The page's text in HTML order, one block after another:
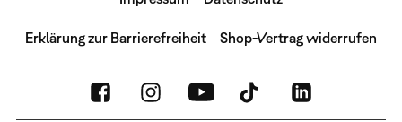
Erklärung zur Barrierefreiheit Shop-Vertrag widerrufen